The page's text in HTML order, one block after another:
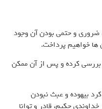
ضروری و حتمی بودن آن وجود
خواهیم پرداخت.
بررسی کرده و پس از آن ممکن
بیهوده و عبث نبودن
حکیم، قادر و توانا